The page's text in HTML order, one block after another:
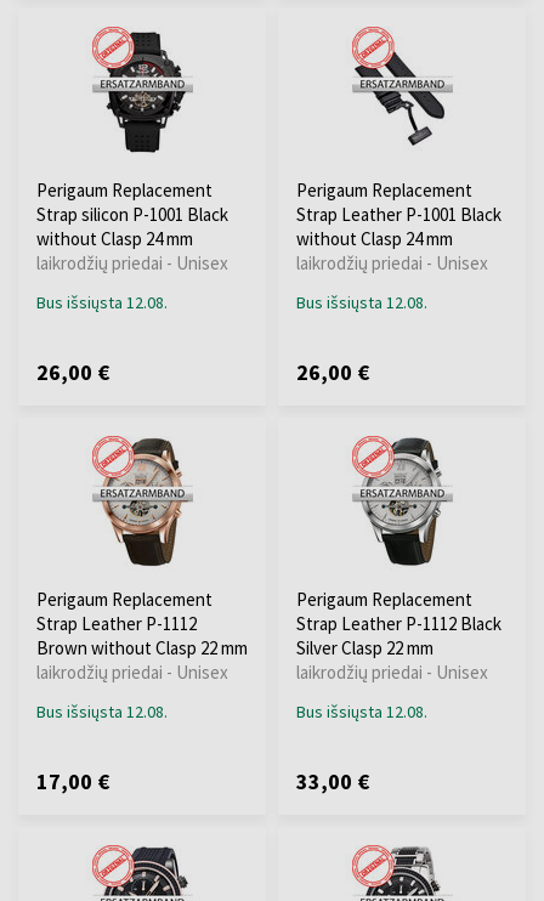
Perigaum Replacement
Strap silicon P-1001 Black
without Clasp 24 mm
laikrodžių priedai - Unisex
Bus išsiųsta 12.08.
26,00 €
Perigaum Replacement
Strap Leather P-1001 Black
without Clasp 24 mm
laikrodžių priedai - Unisex
Bus išsiųsta 12.08.
26,00 €
Perigaum Replacement
Strap Leather P-1112
Brown without Clasp 22 mm
laikrodžių priedai - Unisex
Bus išsiųsta 12.08.
17,00 €
Perigaum Replacement
Strap Leather P-1112 Black
Silver Clasp 22 mm
laikrodžių priedai - Unisex
Bus išsiųsta 12.08.
33,00 €